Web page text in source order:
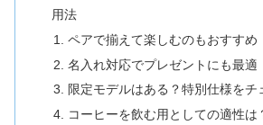
用法
ペアで揃えて楽しむのもおすすめ
名入れ対応でプレゼントにも最適
限定モデルはある？特別仕様をチ
コーヒーを飲む用としての適性は